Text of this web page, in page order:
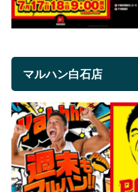
マルハン白石店